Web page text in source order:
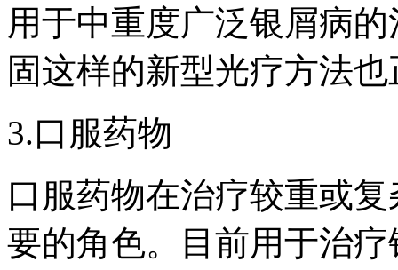
用于中重度广泛银屑病
固这样的新型光疗方法
3.口服药物
口服药物在治疗较重或
要的角色。目前用于治